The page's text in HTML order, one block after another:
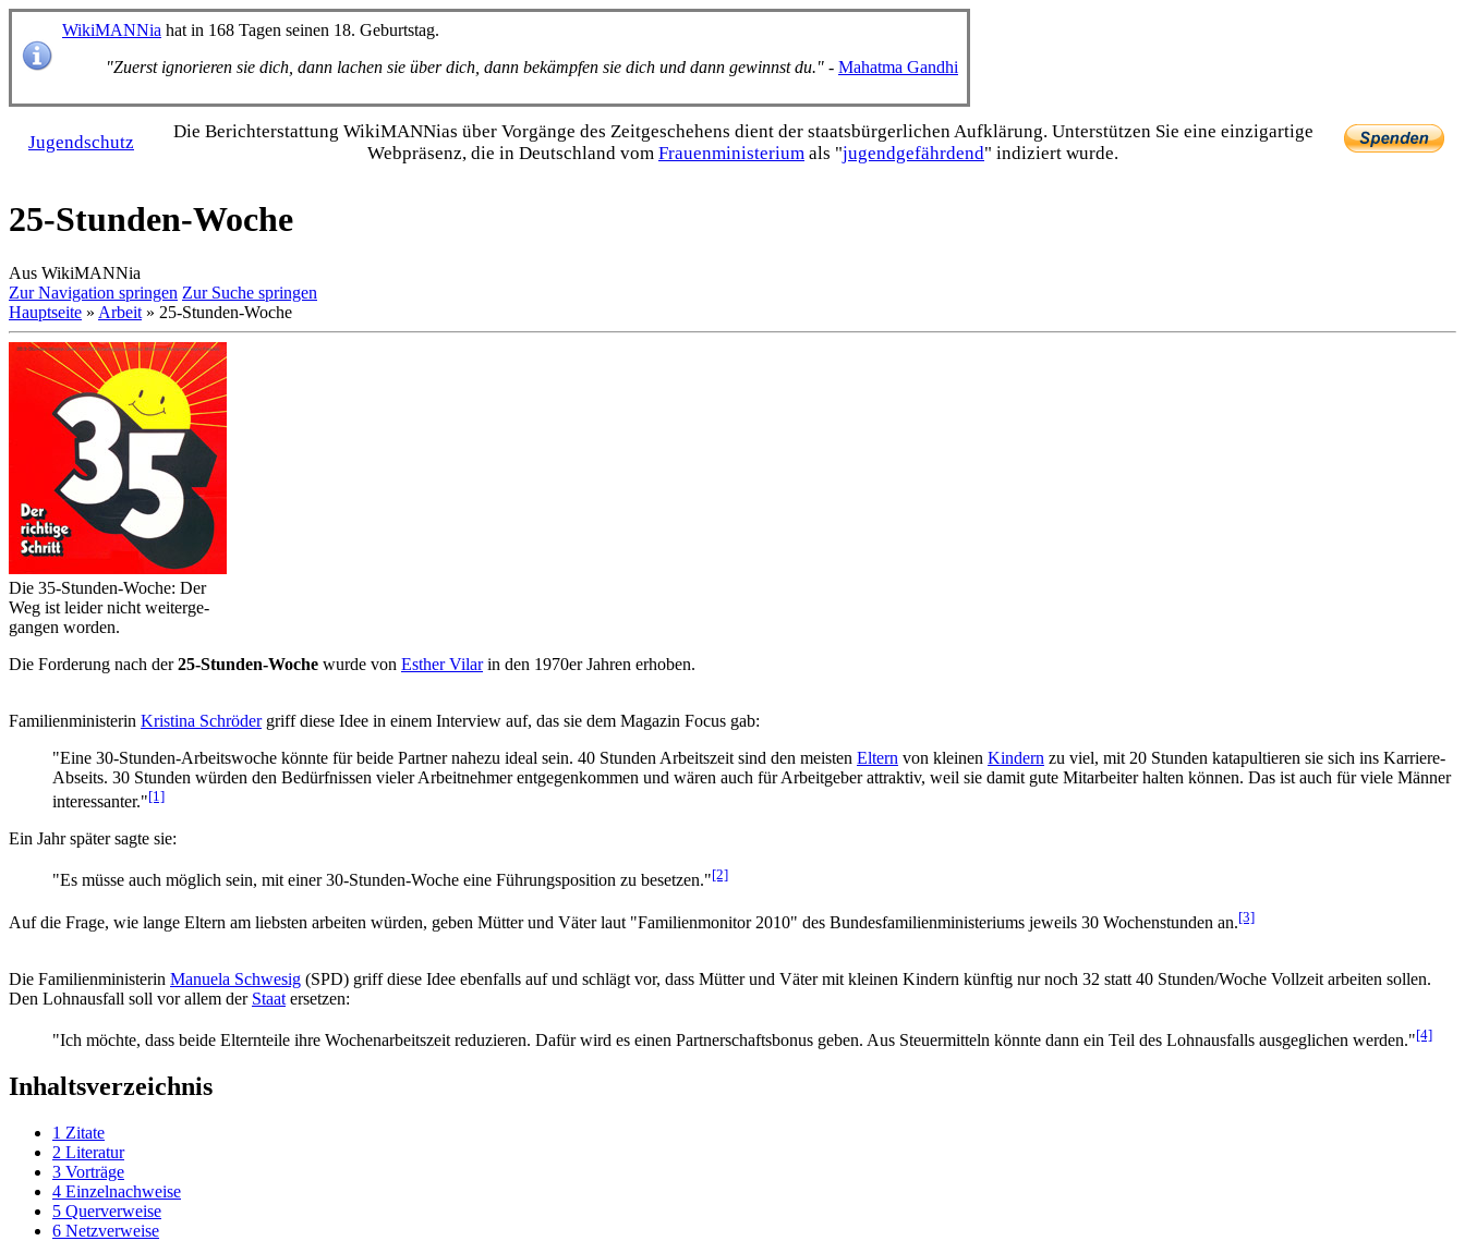
WikiMANNia hat in 168 Tagen seinen 18. Geburtstag.
"Zuerst ignorieren sie dich, dann lachen sie über dich, dann bekämpfen sie dich und dann gewinnst du." - Mahatma Gandhi
Jugendschutz
Die Bericht­erstattung WikiMANNias über Vorgänge des Zeitgeschehens dient der staats­bürgerlichen Aufklärung. Unterstützen Sie eine einzig­artige
Webpräsenz, die in Deutschland vom Frauen­ministerium als "jugend­gefährdend" indiziert wurde.
25-Stunden-Woche
Aus WikiMANNia
Zur Navigation springen Zur Suche springen
Hauptseite » Arbeit » 25-Stunden-Woche
Die 35-Stunden-Woche: Der
Weg ist leider nicht weiter­ge­
gangen worden.
Die Forderung nach der25-Stunden-Woche wurde von Esther Vilarin den 1970er Jahren erhoben.
Familienministerin Kristina Schrödergriff diese Idee in einem Interview auf, das sie dem Magazin Focus gab:
"Eine 30-Stunden-Arbeitswoche könnte für beide Partner nahezu ideal sein. 40 Stunden Arbeitszeit sind den meisten Eltern von kleinen Kindern zu viel, mit 20 Stunden katapultieren sie sich ins Karriere-
Abseits. 30 Stunden würden den Bedürfnissen vieler Arbeitnehmer entgegen­kommen und wären auch für Arbeitgeber attraktiv, weil sie damit gute Mitarbeiter halten können. Das ist auch für viele Männer
interessanter."[1]
Ein Jahr später sagte sie:
"Es müsse auch möglich sein, mit einer 30-Stunden-Woche eine Führungsposition zu besetzen."[2]
Auf die Frage, wie lange Eltern am liebsten arbeiten würden, geben Mütter und Väter laut "Familienmonitor 2010" des Bundesfamilienministeriums jeweils 30 Wochenstunden an.[3]
Die Familienministerin Manuela Schwesig (SPD) griff diese Idee ebenfalls auf und schlägt vor, dass Mütter und Väter mit kleinen Kindern künftig nur noch 32 statt 40 Stunden/Woche Vollzeit arbeiten sollen.
Den Lohnausfall soll vor allem der Staat ersetzen:
"Ich möchte, dass beide Elternteile ihre Wochenarbeitszeit reduzieren. Dafür wird es einen Partnerschafts­bonus geben. Aus Steuermitteln könnte dann ein Teil des Lohnausfalls ausgeglichen werden."[4]
Inhaltsverzeichnis
1 Zitate
2 Literatur
3 Vorträge
4 Einzelnachweise
5 Querverweise
6 Netzverweise